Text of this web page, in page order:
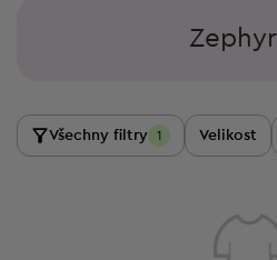
Zephyr
Všechny filtry 1 Velikost